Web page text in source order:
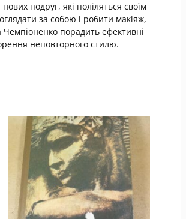
подруг, які поліляться своїм
за собою і робити макіяж,
порадить ефективні
неповторного стилю.